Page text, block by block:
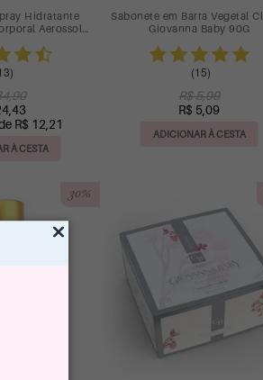
Hidratante
Aerossol
R$ 12,21
À CESTA
Sabonete em Barra Vegetal
Giovanna Baby 90G
(15)
R$ 5,99
R$ 5,09
ADICIONAR À CESTA
30%